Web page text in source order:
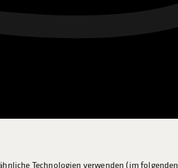
Technologien verwenden (im folgenden